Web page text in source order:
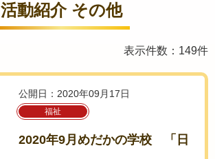
活動紹介 その他
表示件数：149件
公開日：2020年09月17日
福祉
2020年9月めだかの学校 「日